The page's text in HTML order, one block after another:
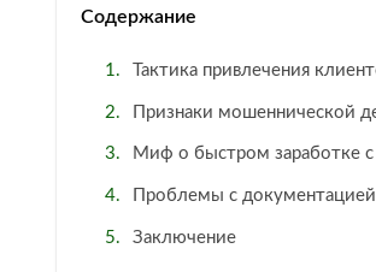
Содержание
Тактика привлечения
Признаки мошеннической
Миф о быстром заработке с
Проблемы с
Заключение